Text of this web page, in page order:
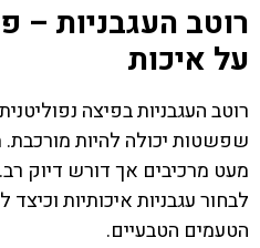
רוטב העגבניות
על איכות
רוטב העגבניות בפיצה
שפשטות יכולה להיות
מעט מרכיבים אך דורש דיוק
לבחור עגבניות איכותיות
הטעמים הטבעיים.